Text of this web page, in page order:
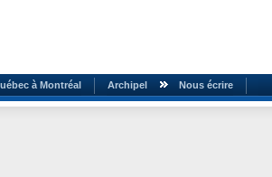
à Montréal Archipel Nous écrire